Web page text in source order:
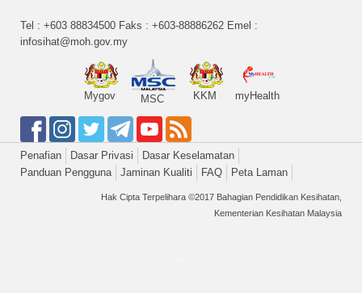
Tel : +603 88834500 Faks : +603-88886262 Emel :
infosihat@moh.gov.my
Mygov MSC KKM myHealth
Penafian Dasar Privasi
Dasar Keselamatan
Panduan Pengguna
Jaminan Kualiti FAQ Peta Laman
Hak Cipta Terpelihara ©2017 Bahagian Pendidikan Kesihatan,
Kementerian Kesihatan Malaysia